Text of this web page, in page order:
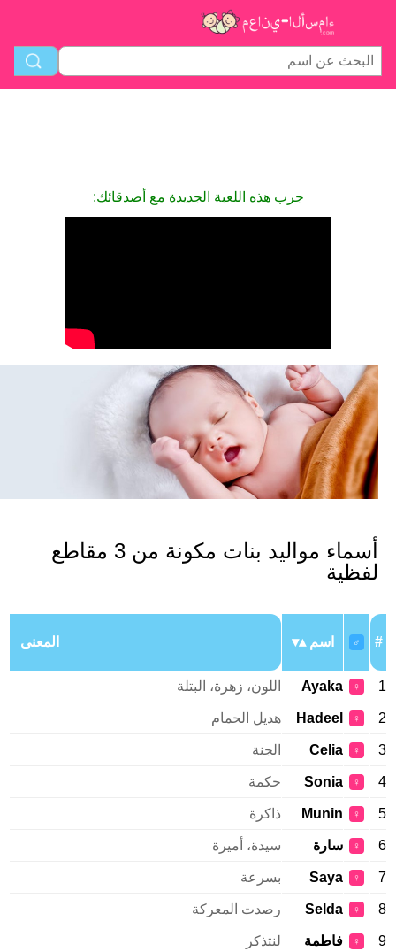
جرب هذه اللعبة الجديدة مع أصدقائك:
أسماء مواليد بنات مكونة من 3 مقاطع
♂ اسم المعنى
♀
Ayaka اللون، زهرة، البتلة
♀
Hadeel هديل الحمام
♀
Celia الجنة
♀
Sonia حكمة
♀
Munin ذاكرة
♀ سارة سيدة، أميرة
♀
Saya بسرعة
♀
Selda رصدت المعركة
♀ فاطمة لنتذكر